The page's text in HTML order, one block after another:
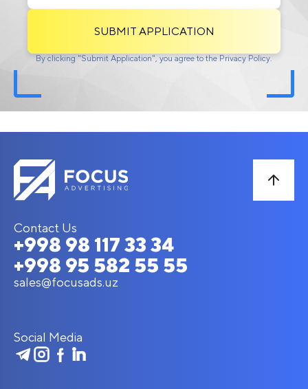
SUBMIT APPLICATION
By clicking "Submit Application", you agree to the Privacy Policy.
Contact Us
+998 98 117 33 34
+998 95 582 55 55
sales@focusads.uz
Social Media